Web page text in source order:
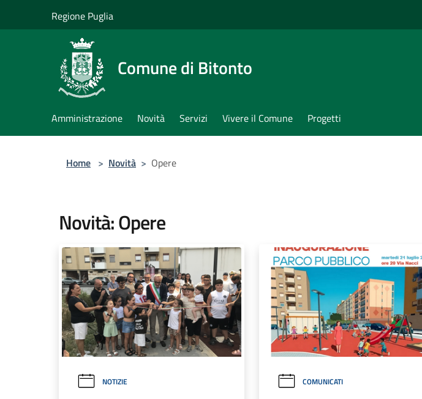
Regione Puglia
Comune di Bitonto
Amministrazione Novità Servizi Vivere il Comune Progetti
Home > Novità > Opere
Novità: Opere
NOTIZIE COMUNICATI